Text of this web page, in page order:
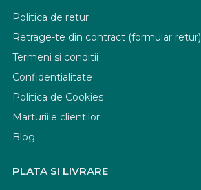
Politica de retur
Retrage-te din contract (formular retur)
Termeni si conditii
Confidentialitate
Politica de Cookies
Marturiile clientilor
Blog
PLATA SI LIVRARE